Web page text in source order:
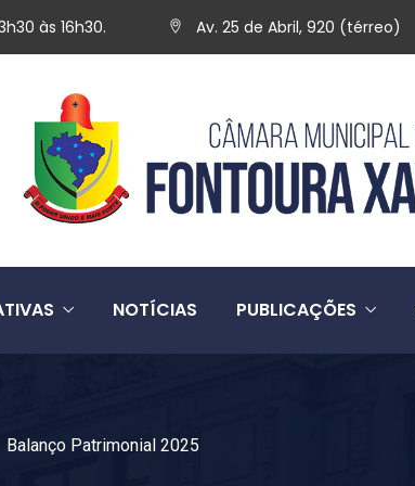
às 16h30. Av. 25 de Abril, 920 (térreo)
NOTÍCIAS PUBLICAÇÕES
Balanço Patrimonial 2025